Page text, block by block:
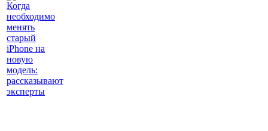
Когда
необходимо
менять
старый
iPhone на
новую
модель:
рассказывают
эксперты